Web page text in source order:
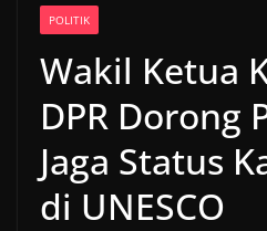
POLITIK
Wakil Ketua
DPR Dorong
Jaga Status
di UNESCO